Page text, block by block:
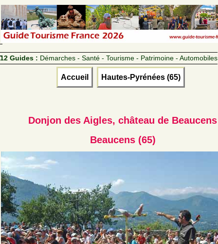
12 Guides : Démarches - Santé - Tourisme - Patrimoine - Automobiles
Accueil Hautes-Pyrénées (65)
Donjon des Aigles, château de Beaucens
Beaucens (65)